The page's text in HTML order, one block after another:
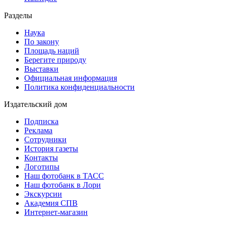
Разделы
Наука
По закону
Площадь наций
Берегите природу
Выставки
Официальная информация
Политика конфиденциальности
Издательский дом
Подписка
Реклама
Сотрудники
История газеты
Контакты
Логотипы
Наш фотобанк в ТАСС
Наш фотобанк в Лори
Экскурсии
Академия СПВ
Интернет-магазин